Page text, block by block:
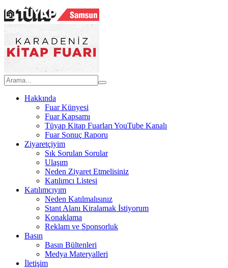
Hakkında
Fuar Künyesi
Fuar Kapsamı
Tüyap Kitap Fuarları YouTube Kanalı
Fuar Sonuç Raporu
Ziyaretçiyim
Sık Sorulan Sorular
Ulaşım
Neden Ziyaret Etmelisiniz
Katılımcı Listesi
Katılımcıyım
Neden Katılmalısınız
Stant Alanı Kiralamak İstiyorum
Konaklama
Reklam ve Sponsorluk
Basın
Basın Bültenleri
Medya Materyalleri
İletişim